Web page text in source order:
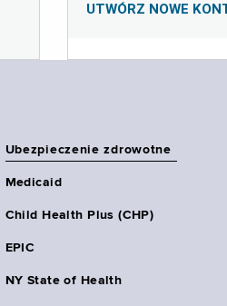
UTWÓRZ NOWE
Ubezpieczenie zdrowotne
Medicaid
Child Health Plus (CHP)
EPIC
NY State of Health